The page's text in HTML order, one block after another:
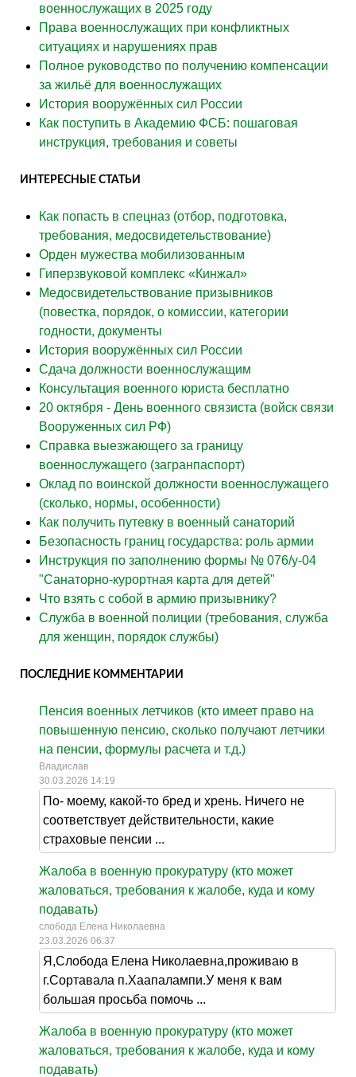
военнослужащих в 2025 году
Права военнослужащих при конфликтных
ситуациях и нарушениях прав
Полное руководство по получению компенсации
за жильё для военнослужащих
История вооружённых сил России
Как поступить в Академию ФСБ: пошаговая
инструкция, требования и советы
ИНТЕРЕСНЫЕ СТАТЬИ
Как попасть в спецназ (отбор, подготовка,
требования, медосвидетельствование)
Орден мужества мобилизованным
Гиперзвуковой комплекс «Кинжал»
Медосвидетельствование призывников
(повестка, порядок, о комиссии, категории
годности, документы
История вооружённых сил России
Сдача должности военнослужащим
Консультация военного юриста бесплатно
20 октября - День военного связиста (войск связи
Вооруженных сил РФ)
Справка выезжающего за границу
военнослужащего (загранпаспорт)
Оклад по воинской должности военнослужащего
(сколько, нормы, особенности)
Как получить путевку в военный санаторий
Безопасность границ государства: роль армии
Инструкция по заполнению формы № 076/у-04
"Санаторно-курортная карта для детей"
Что взять с собой в армию призывнику?
Служба в военной полиции (требования, служба
для женщин, порядок службы)
ПОСЛЕДНИЕ КОММЕНТАРИИ
Пенсия военных летчиков (кто имеет право на
повышенную пенсию, сколько получают летчики
на пенсии, формулы расчета и т.д.)
Владислав
30.03.2026 14:19
По- моему, какой-то бред и хрень. Ничего не
соответствует действительности, какие
страховые пенсии ...
Жалоба в военную прокуратуру (кто может
жаловаться, требования к жалобе, куда и кому
подавать)
слобода Елена Николаевна
23.03.2026 06:37
Я,Слобода Елена Николаевна,проживаю в
г.Сортавала п.Хаапалампи.У меня к вам
большая просьба помочь ...
Жалоба в военную прокуратуру (кто может
жаловаться, требования к жалобе, куда и кому
подавать)